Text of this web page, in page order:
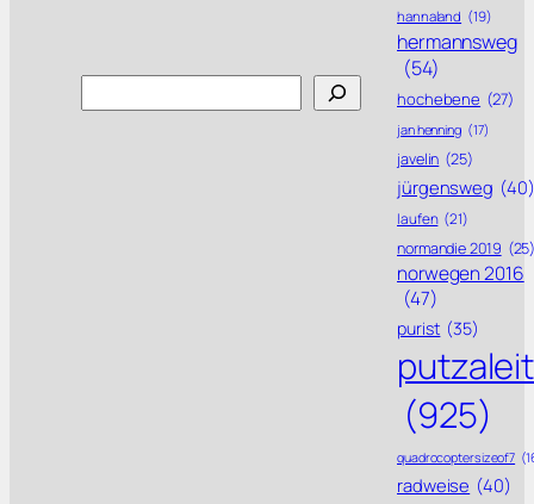
hannaland (19)
hermannsweg
(54)
hochebene (27)
jan henning (17)
javelin (25)
jürgensweg (40)
laufen (21)
normandie 2019
norwegen 2016
(47)
purist (35)
putzaleit
(925)
quadrocoptersizeof7
radweise (40)